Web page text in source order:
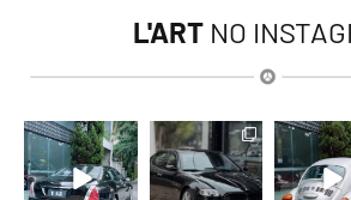
L'ART NO
lart.br
Ago 6
lart.br
Ago 6
lart.br
Ago